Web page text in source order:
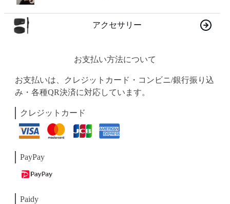
アクセサリー
お支払い方法について
お支払いは、クレジットカード・コンビニ/銀行振り込
み・各種QR決済に対応しています。
クレジットカード
PayPay
Paidy